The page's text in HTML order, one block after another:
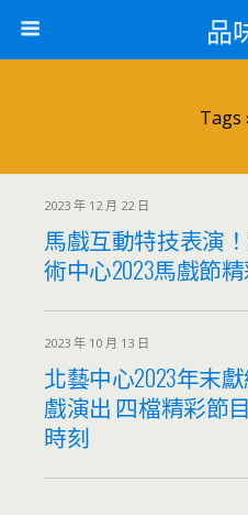
品
Tags
2023 年 12 月 22 日
馬戲互動特技表演
術中心2023馬戲節
2023 年 10 月 13 日
北藝中心2023年末
戲演出 四檔精彩節
時刻